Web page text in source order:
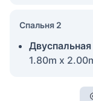
Спальня 2
1.80m x